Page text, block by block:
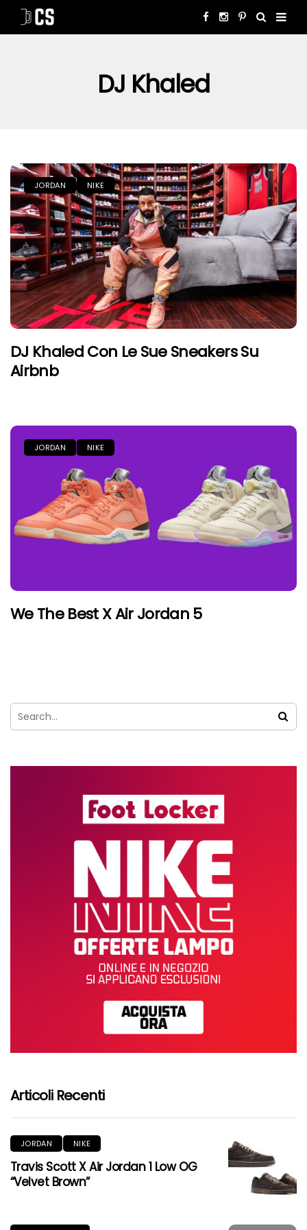
DJ Khaled
JORDAN NIKE
DJ Khaled Con Le Sue Sneakers Su
Airbnb
JORDAN NIKE
We The Best X Air Jordan 5
Articoli Recenti
JORDAN NIKE
Travis Scott X Air Jordan 1 Low OG
“Velvet Brown”